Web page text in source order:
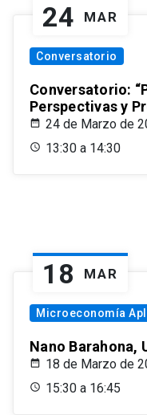
24 MAR
Conversatorio
Conversatorio:
Perspectivas y
24 de Marzo de
13:30 a 14:30
18 MAR
Microeconomía
Nano Barahona,
18 de Marzo de
15:30 a 16:45